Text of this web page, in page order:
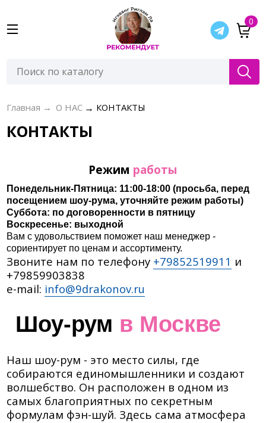
0
Главная → О НАС → КОНТАКТЫ
КОНТАКТЫ
Режим работы
Понедельник-Пятница: 11:00-18:00 (просьба, перед
посещением шоу-рума, уточняйте режим работы)
Суббота: по договоренности в пятницу
Воскресенье: выходной
Вам с удовольствием поможет наш менеджер -
сориентирует по ценам и ассортименту.
Звоните нам по телефону +79852519911 и
+79859903838
e-mail: info@9drakonov.ru
Шоу-рум в Москве
Наш шоу-рум - это место силы, где
собираются единомышленники и создают
волшебство. Он расположен в одном из
самых благоприятных по секретным
формулам фэн-шуй. Здесь сама атмосфера